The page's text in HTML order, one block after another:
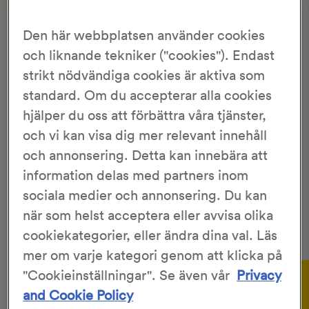
SURDEGSVÅFFLOR
KronJäst
ca 15
40 min
1 tim 40 min
Härligtkrispiga våfflormed smak avsurdeg. Gillar du
våfflorär det nästan ett måste att prova detta underbart
goda recept!
3.99/5
694 Röster
Gör så här:
Den här webbplatsen använder cookies
och liknande tekniker ("cookies"). Endast
strikt nödvändiga cookies är aktiva som
standard. Om du accepterar alla cookies
hjälper du oss att förbättra våra tjänster,
och vi kan visa dig mer relevant innehåll
och annonsering. Detta kan innebära att
information delas med partners inom
sociala medier och annonsering. Du kan
när som helst acceptera eller avvisa olika
cookiekategorier, eller ändra dina val. Läs
mer om varje kategori genom att klicka på
"Cookieinställningar". Se även vår Privacy
and Cookie Policy